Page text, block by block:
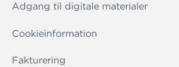
Adgang til digitale materialer
Cookieinformation
Fakturering